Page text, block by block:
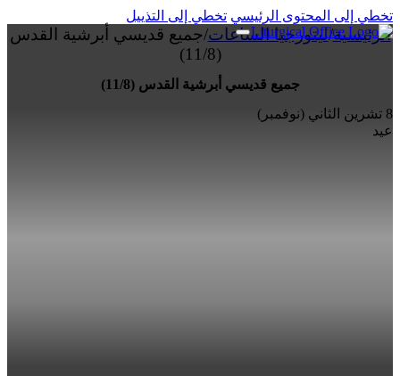
تخطي إلى المحتوى الرئيسي تخطي إلى التذييل
الرئيسية/ليتورجيا الساعات/جميع قديسي أبرشية القدس
(11/8)
جميع قديسي أبرشية القدس (11/8)
8 تشرين الثاني (نوفمبر)
عيد